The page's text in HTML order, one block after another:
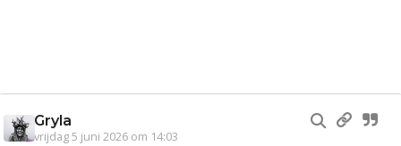
Gryla
vrijdag 5 juni 2026 om 14:03